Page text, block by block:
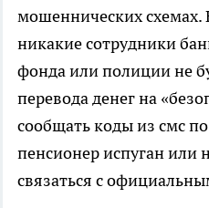
мошеннических схемах.
никакие сотрудники
фонда или полиции не
перевода денег на
сообщать коды из смс
пенсионер испуган или
связаться с